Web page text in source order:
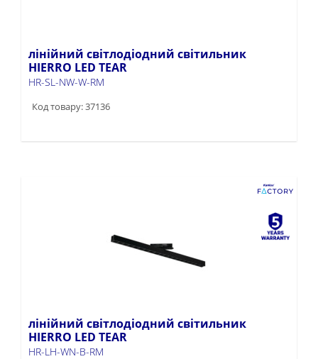
лінійний світлодіодний світильник
HIERRO LED TEAR
HR-SL-NW-W-RM
Код товару: 37136
лінійний світлодіодний світильник
HIERRO LED TEAR
HR-LH-WN-B-RM